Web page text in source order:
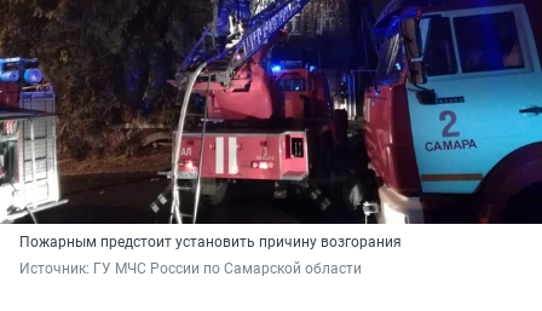
Пожарным предстоит установить причину возгорания
Источник: ГУ МЧС России по Самарской области